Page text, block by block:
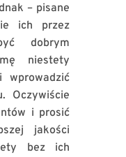
– pisane
ich przez
dobrym
niestety
wprowadzić
Oczywiście
i prosić
jakości
bez ich